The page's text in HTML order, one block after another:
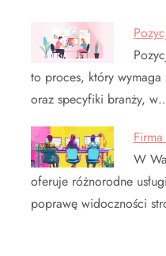
to proces, który
oraz specyfiki branży,
W
oferuje różnorodne
poprawę widoczności